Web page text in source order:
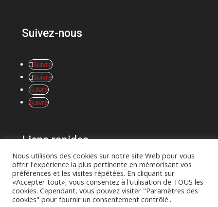
Suivez-nous
Suivre
Suivre
Suivre
Suivre
Liens rapides
Nous utilisons des cookies sur notre site Web pour vous
offrir l'expérience la plus pertinente en mémorisant vos
préférences et les visites répétées. En cliquant sur
«Accepter tout», vous consentez à l'utilisation de TOUS les
cookies. Cependant, vous pouvez visiter "Paramètres des
cookies" pour fournir un consentement contrôlé..